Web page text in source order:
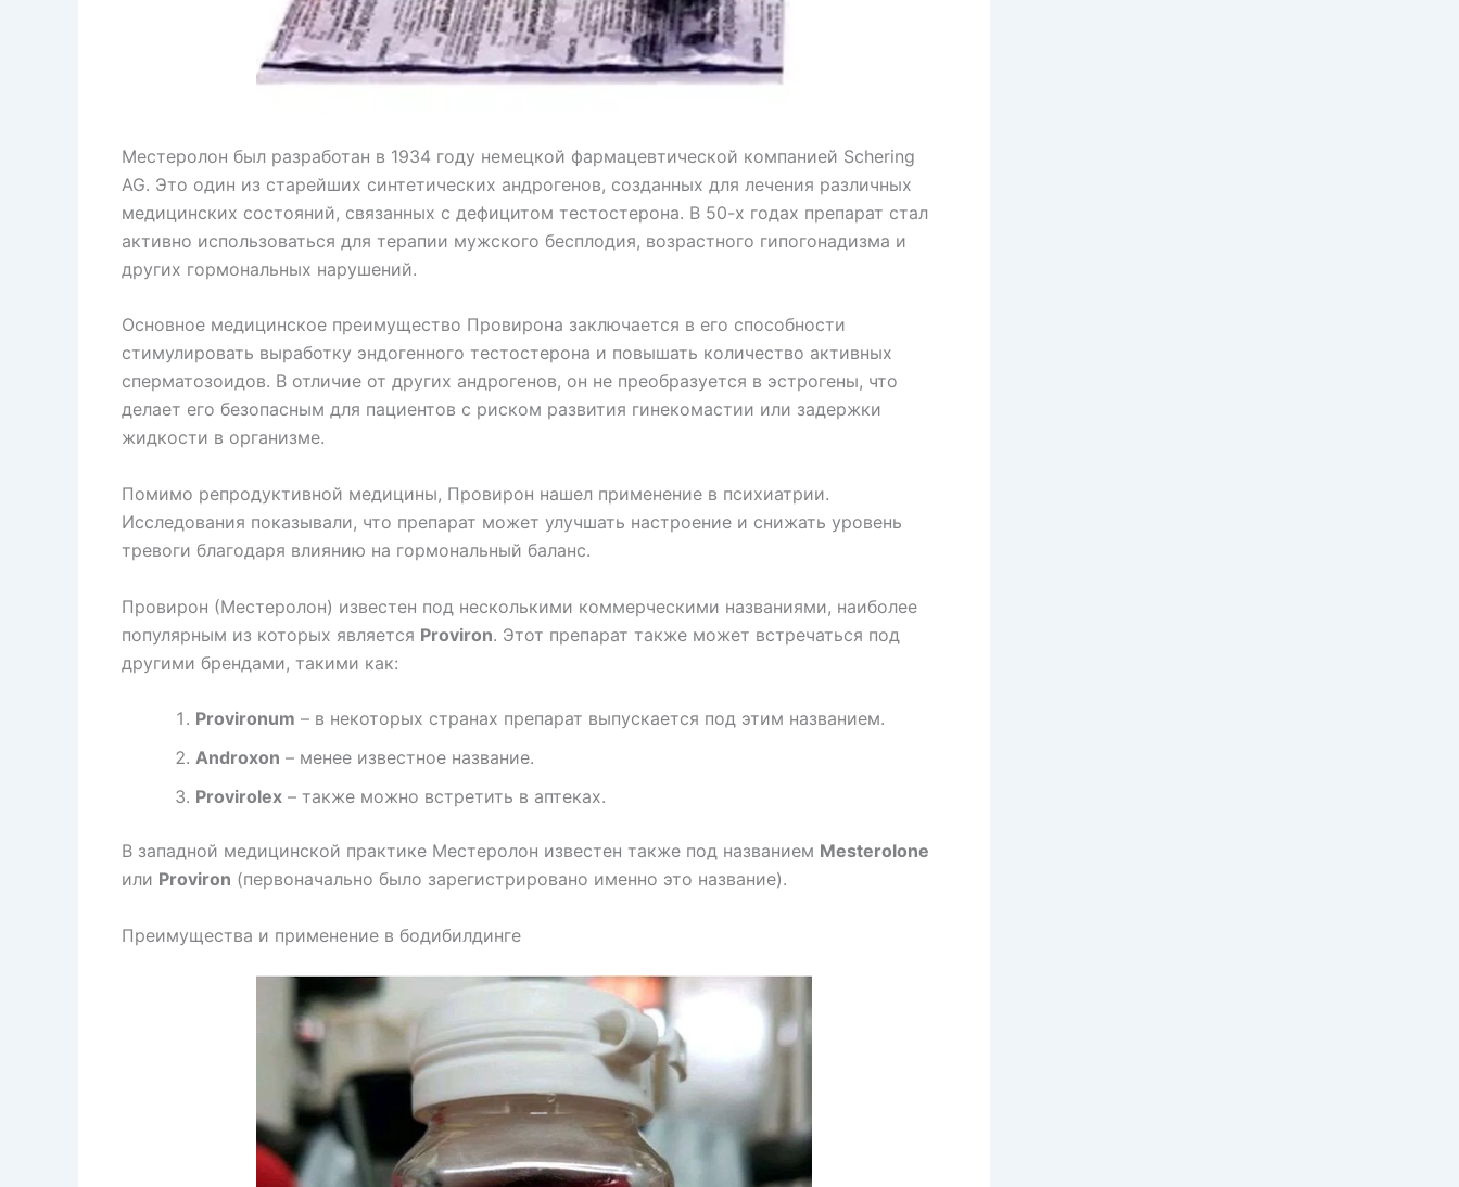
Местеролон был разработан в 1934 году немецкой фармацевтической компанией Schering
AG. Это один из старейших синтетических андрогенов, созданных для лечения различных
медицинских состояний, связанных с дефицитом тестостерона. В 50-х годах препарат стал
активно использоваться для терапии мужского бесплодия, возрастного гипогонадизма и
других гормональных нарушений.
Основное медицинское преимущество Провирона заключается в его способности
стимулировать выработку эндогенного тестостерона и повышать количество активных
сперматозоидов. В отличие от других андрогенов, он не преобразуется в эстрогены, что
делает его безопасным для пациентов с риском развития гинекомастии или задержки
жидкости в организме.
Помимо репродуктивной медицины, Провирон нашел применение в психиатрии.
Исследования показывали, что препарат может улучшать настроение и снижать уровень
тревоги благодаря влиянию на гормональный баланс.
Провирон (Местеролон) известен под несколькими коммерческими названиями, наиболее
популярным из которых является Proviron. Этот препарат также может встречаться под
другими брендами, такими как:
Provironum – в некоторых странах препарат выпускается под этим названием.
Androxon – менее известное название.
Provirolex – также можно встретить в аптеках.
В западной медицинской практике Местеролон известен также под названием Mesterolone
или Proviron (первоначально было зарегистрировано именно это название).
Преимущества и применение в бодибилдинге